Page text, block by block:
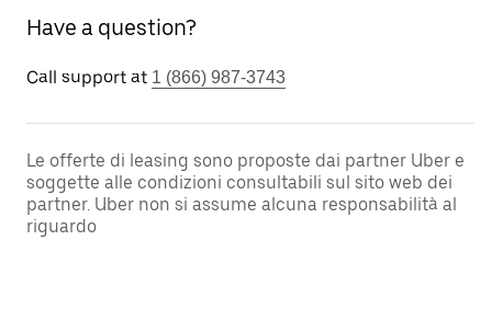
Have a question?
Call support at 1 (866) 987-3743
Le offerte di leasing sono proposte dai partner Uber e
soggette alle condizioni consultabili sul sito web dei
partner. Uber non si assume alcuna responsabilità al
riguardo